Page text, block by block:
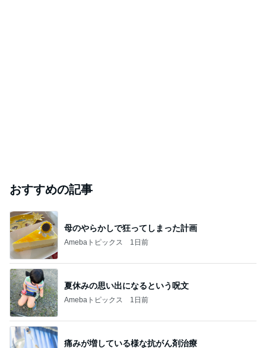
おすすめの記事
母のやらかしで狂ってしまった計画
Amebaトピックス 1日前
夏休みの思い出になるという呪文
Amebaトピックス 1日前
痛みが増している様な抗がん剤治療